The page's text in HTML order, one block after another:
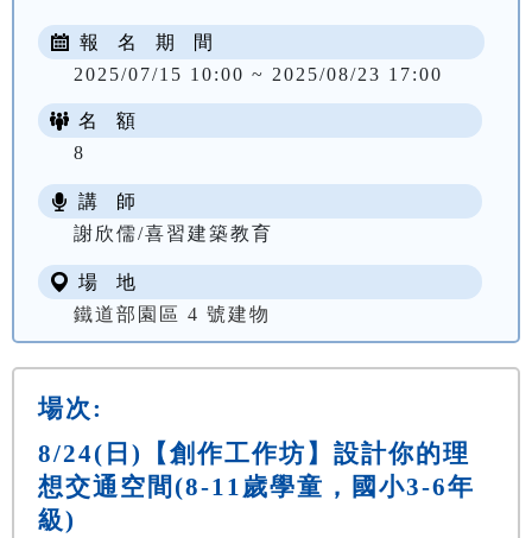
報 名 期 間
2025/07/15 10:00 ~ 2025/08/23 17:00
名 額
8
講 師
謝欣儒/喜習建築教育
場 地
鐵道部園區 4 號建物
場次:
8/24(日)【創作工作坊】設計你的理
想交通空間(8-11歲學童，國小3-6年
級)